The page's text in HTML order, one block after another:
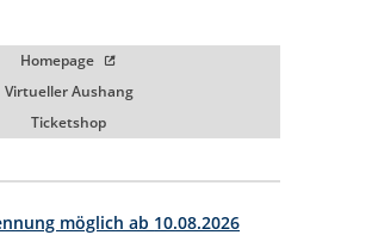
Homepage
Virtueller Aushang
Ticketshop
möglich ab 10.08.2026